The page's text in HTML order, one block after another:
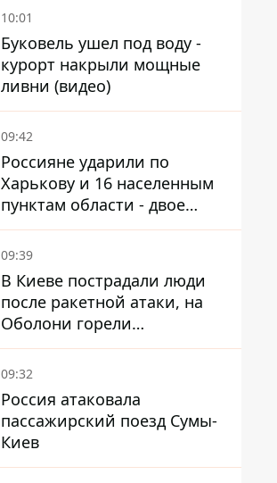
10:01
Буковель ушел под воду -
курорт накрыли мощные
ливни (видео)
09:42
Россияне ударили по
Харькову и 16 населенным
пунктам области - двое
погибших
09:39
В Киеве пострадали люди
после ракетной атаки, на
Оболони горели
резервуары с топливом
09:32
Россия атаковала
пассажирский поезд Сумы-
Киев